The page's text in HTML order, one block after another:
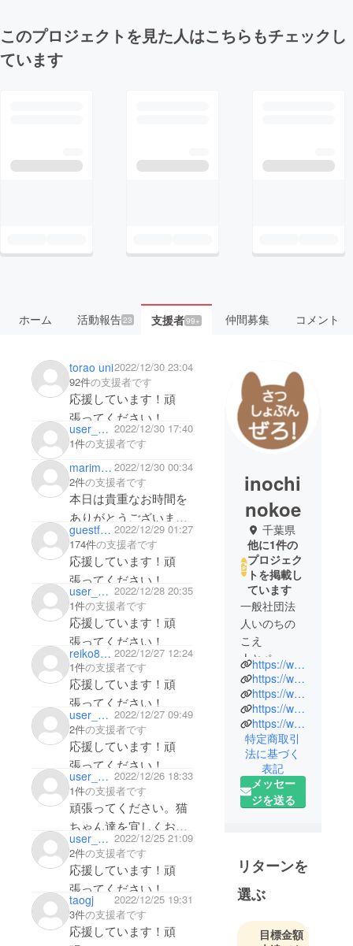
このプロジェクトを見た人はこちらもチェックし
ています
ホーム 活動報告23 支援者99+ 仲間募集 コメント
torao uni2022/12/30 23:04
92件の支援者です
応援しています！頑
張ってください！
少しですが活動の足し
リターンは結構です。
user_da2d6143f804 2022/12/30 17:40
1件の支援者です
marimali0718 2022/12/30 00:34
2件の支援者です
本日は貴重なお時間を
ありがとうございまし
た！
活動応援しています！
guestfddab7d70df4 2022/12/29 01:27
174件の支援者です
応援しています！頑
張ってください！
user_826e7afe9a84 2022/12/28 20:35
1件の支援者です
応援しています！頑
張ってください！
reiko8801 2022/12/27 12:24
1件の支援者です
応援しています！頑
張ってください！
user_5546f1612a24 2022/12/27 09:49
2件の支援者です
応援しています！頑
張ってください！
必ず達成できる事を心
よりお祈り申し上げま
す！
先生、がんばれー
user_1b9866995cb4 2022/12/26 18:33
1件の支援者です
頑張ってください。猫
ちゃん達を宜しくお願
い致します。応援して
います
user_725786a89c54 2022/12/25 21:09
2件の支援者です
応援しています！頑
張ってください！
taogj
2022/12/25 19:31
3件の支援者です
応援しています！頑
inochi
nokoe
千葉県
他に1件の
プロジェク
トを掲載し
ています
一般社団法
人いのちの
こえ
人とペット
がパート
ナーとして
終生幸せに
過ごせる環
境の確保を
目的に、獣
医師を中心
として動物
とのマッチ
ング、殺処
分ゼロ活動
等を行って
いる団体。
https://www.inochinokoe.com/
https://www.facebook.com/inochinokoe
https://www.instagram.com/inochinokoe
https://www.youtube.com/channel/UCx0MXB6y9t4XaLccN3O59Aw
https://www.tiktok.com/@isumi1969?lang=ja-JP
特定商取引
法に基づく
表記
メッセー
ジを送る
リターンを
選ぶ
目標金額